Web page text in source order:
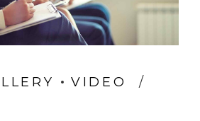
VIDEO